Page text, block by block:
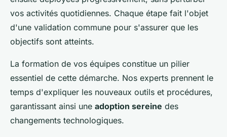
vos activités quotidiennes. Chaque étape fait l'objet
d'une validation commune pour s'assurer que les
objectifs sont atteints.
La formation de vos équipes constitue un pilier
essentiel de cette démarche. Nos experts prennent le
temps d'expliquer les nouveaux outils et procédures,
garantissant ainsi une adoption sereine des
changements technologiques.